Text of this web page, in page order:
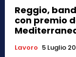
Reggio,
con premio
Lavoro 5 Luglio